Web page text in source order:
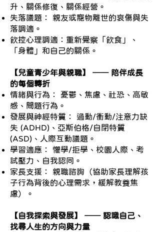
升、關係修復、關係經營。
失落議題： 親友或寵物離世的哀傷與失
落調適。
飲控心理調適：重新覺察「飲食」、
「身體」和自己的關係。
【兒童青少年與親職】 ── 陪伴成長
的每個轉折
情緒與行為： 憂鬱、焦慮、社恐、高敏
感、問題行為。
發展與神經特質： 過動/衝動/注意力缺
失 (ADHD)、亞斯伯格/自閉特質
(ASD)、人際互動議題。
學習適應： 懼學/拒學、校園人際、考
試壓力、自我認同。
家長支援： 親職諮詢（協助家長理解孩
子行為背後的心理需求，緩解教養焦
慮）。
【自我探索與發展】 ── 認識自己、
找尋人生的方向與力量